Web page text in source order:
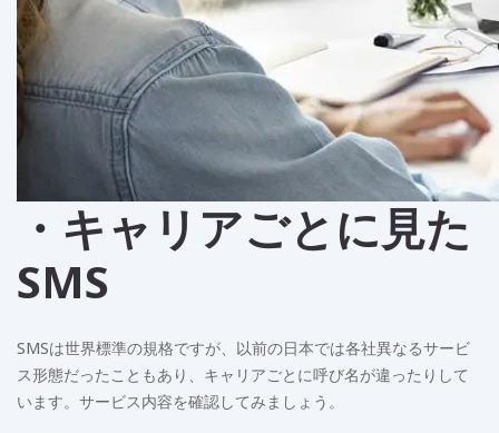
・キャリアごとに見た
SMS
SMSは世界標準の規格ですが、以前の日本では各社異なるサービ
ス形態だったこともあり、キャリアごとに呼び名が違ったりして
います。サービス内容を確認してみましょう。